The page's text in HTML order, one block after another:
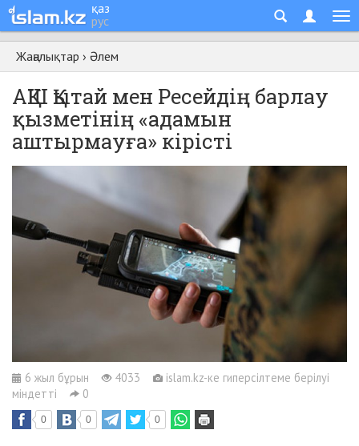
қаз
рус
Жаңалықтар › Әлем
АҚШ Қытай мен Ресейдің барлау
қызметінің «адамын
аштырмауға» кірісті
6 жыл бұрын 4033
islam.kz-ке гиперсілтеме берілуі
міндетті
0
0 0 0